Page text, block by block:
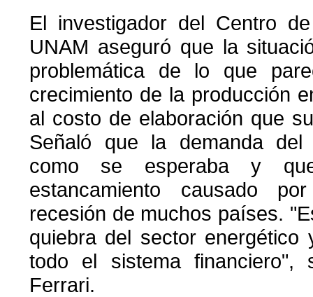
El investigador del Centro
UNAM aseguró que la
problemática de lo que
crecimiento de la producción
al costo de elaboración que
Señaló que la demanda
como se esperaba y
estancamiento causado
recesión de muchos países.
quiebra del sector
todo el sistema financiero",
Ferrari.